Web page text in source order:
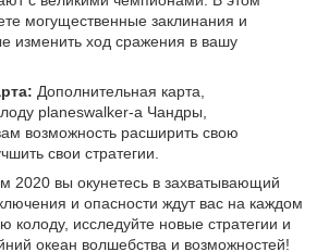
могущественные заклинания и
изменить ход сражения в вашу
Дополнительная карта,
planeswalker-а Чандры,
возможность расширить свою
свои стратегии.
2020 вы окунетесь в захватывающий
и опасности ждут вас на каждом
колоду, исследуйте новые стратегии и
океан волшебства и возможностей!